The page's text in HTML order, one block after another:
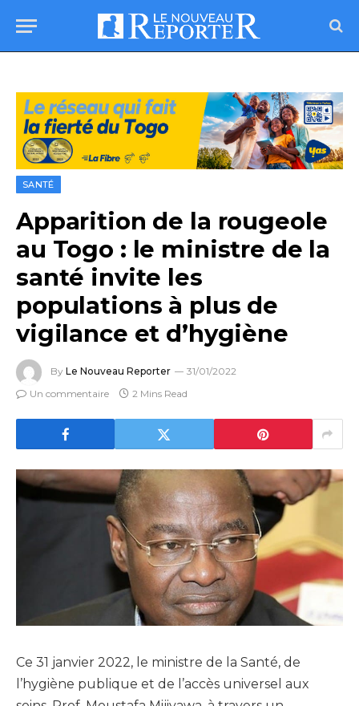
SANTÉ
Apparition de la rougeole
au Togo : le ministre de la
santé invite les
populations à plus de
vigilance et d’hygiène
By Le Nouveau Reporter
31/01/2022
Un commentaire
2 Mins Read
Ce 31 janvier 2022, le ministre de la Santé, de
l’hygiène publique et de l’accès universel aux